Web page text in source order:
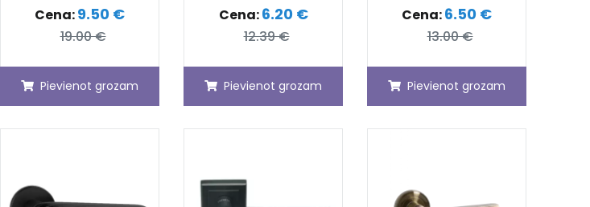
Cena:9.50 €
19.00 €
Pievienot grozam
Cena:6.20 €
12.39 €
Pievienot grozam
Cena:6.50 €
13.00 €
Pievienot grozam